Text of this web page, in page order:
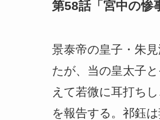
第58話「宮中の惨
景泰帝の皇子・朱
たが、当の皇太子
えて若微に耳打ち
を報告する。祁鈺